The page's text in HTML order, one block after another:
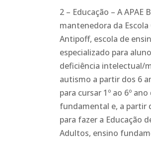
2 – Educação – A APAE
mantenedora da
Antipoff, escola de
especializado para
deficiência intelectual/
autismo a partir dos 6
para cursar 1º ao 6º
fundamental e, a partir
para fazer a Educação
Adultos, ensino